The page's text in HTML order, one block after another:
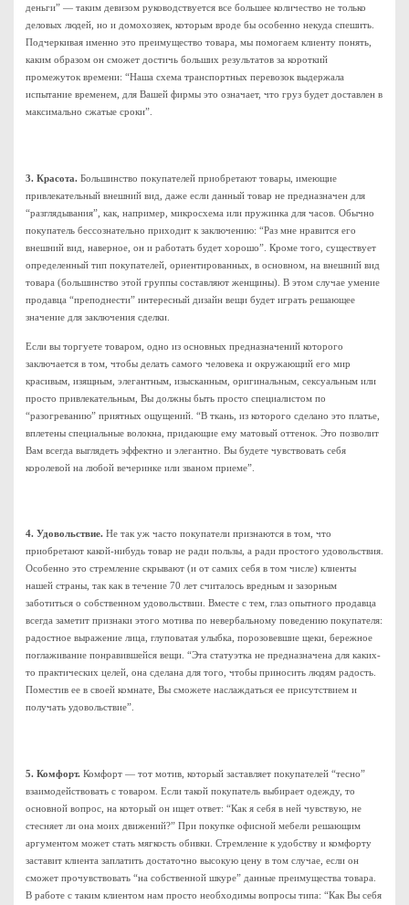
деньги” — таким девизом руководствуется все большее количество не только
деловых людей, но и домохозяек, которым вроде бы особенно некуда спешить.
Подчеркивая именно это преимущество товара, мы помогаем клиенту понять,
каким образом он сможет достичь больших результатов за короткий
промежуток времени: “Наша схема транспортных перевозок выдержала
испытание временем, для Вашей фирмы это означает, что груз будет доставлен в
максимально сжатые сроки”.
3. Красота. Большинство покупателей приобретают товары, имеющие
привлекательный внешний вид, даже если данный товар не предназначен для
“разглядывания”, как, например, микросхема или пружинка для часов. Обычно
покупатель бессознательно приходит к заключению: “Раз мне нравится его
внешний вид, наверное, он и работать будет хорошо”. Кроме того, существует
определенный тип покупателей, ориентированных, в основном, на внешний вид
товара (большинство этой группы составляют женщины). В этом случае умение
продавца “преподнести” интересный дизайн вещи будет играть решающее
значение для заключения сделки.
Если вы торгуете товаром, одно из основных предназначений которого
заключается в том, чтобы делать самого человека и окружающий его мир
красивым, изящным, элегантным, изысканным, оригинальным, сексуальным или
просто привлекательным, Вы должны быть просто специалистом по
“разогреванию” приятных ощущений. “В ткань, из которого сделано это платье,
вплетены специальные волокна, придающие ему матовый оттенок. Это позволит
Вам всегда выглядеть эффектно и элегантно. Вы будете чувствовать себя
королевой на любой вечеринке или званом приеме”.
4. Удовольствие. Не так уж часто покупатели признаются в том, что
приобретают какой-нибудь товар не ради пользы, а ради простого удовольствия.
Особенно это стремление скрывают (и от самих себя в том числе) клиенты
нашей страны, так как в течение 70 лет считалось вредным и зазорным
заботиться о собственном удовольствии. Вместе с тем, глаз опытного продавца
всегда заметит признаки этого мотива по невербальному поведению покупателя:
радостное выражение лица, глуповатая улыбка, порозовевшие щеки, бережное
поглаживание понравившейся вещи. “Эта статуэтка не предназначена для каких-
то практических целей, она сделана для того, чтобы приносить людям радость.
Поместив ее в своей комнате, Вы сможете наслаждаться ее присутствием и
получать удовольствие”.
5. Комфорт. Комфорт — тот мотив, который заставляет покупателей “тесно”
взаимодействовать с товаром. Если такой покупатель выбирает одежду, то
основной вопрос, на который он ищет ответ: “Как я себя в ней чувствую, не
стесняет ли она моих движений?” При покупке офисной мебели решающим
аргументом может стать мягкость обивки. Стремление к удобству и комфорту
заставит клиента заплатить достаточно высокую цену в том случае, если он
сможет прочувствовать “на собственной шкуре” данные преимущества товара.
В работе с таким клиентом нам просто необходимы вопросы типа: “Как Вы себя